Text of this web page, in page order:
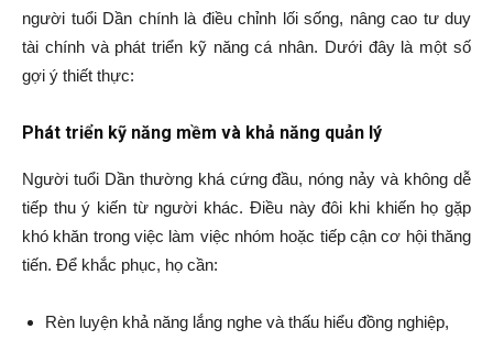
người tuổi Dần chính là điều chỉnh lối sống, nâng cao tư duy
tài chính và phát triển kỹ năng cá nhân. Dưới đây là một số
gợi ý thiết thực:
Phát triển kỹ năng mềm và khả năng quản lý
Người tuổi Dần thường khá cứng đầu, nóng nảy và không dễ
tiếp thu ý kiến từ người khác. Điều này đôi khi khiến họ gặp
khó khăn trong việc làm việc nhóm hoặc tiếp cận cơ hội thăng
tiến. Để khắc phục, họ cần:
Rèn luyện khả năng lắng nghe và thấu hiểu đồng nghiệp,